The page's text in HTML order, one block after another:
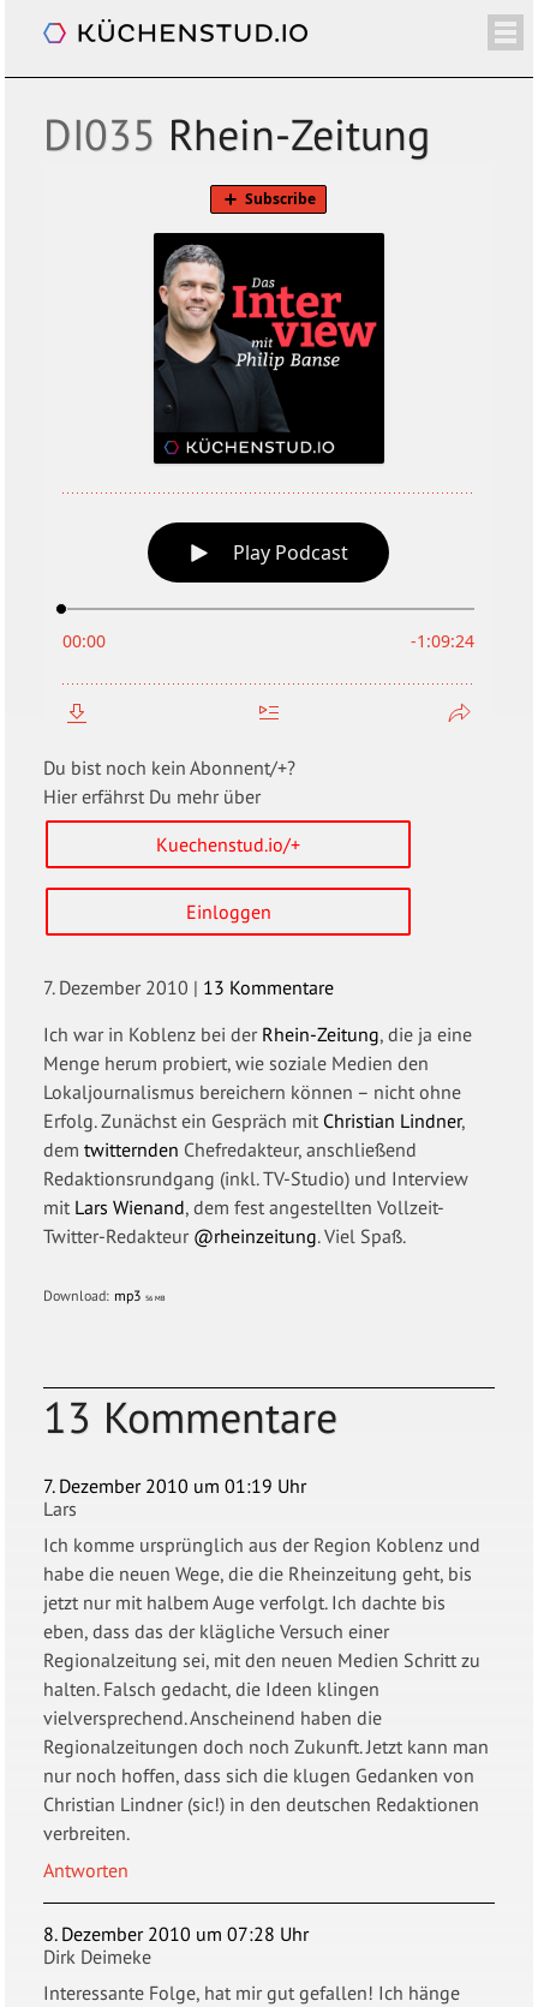
/+ ÜBER SHOP NEWSLETTER
KALENDER
DI035 Rhein-Zeitung
Du bist noch kein Abonnent/+?
Hier erfährst Du mehr über
Kuechenstud.io/+
Einloggen
7. Dezember 2010 | 13 Kommentare
Ich war in Koblenz bei der Rhein-Zeitung, die ja eine
Menge herum probiert, wie soziale Medien den
Lokaljournalismus bereichern können – nicht ohne
Erfolg. Zunächst ein Gespräch mit Christian Lindner,
demtwitternden Chefredakteur, anschließend
Redaktionsrundgang (inkl. TV-Studio) und Interview
mit Lars Wienand, dem fest angestellten Vollzeit-
Twitter-Redakteur @rheinzeitung. Viel Spaß.
Download: mp3 56 MB
13 Kommentare
7. Dezember 2010 um 01:19 Uhr
Lars
Ich komme ursprünglich aus der Region Koblenz und
habe die neuen Wege, die die Rheinzeitung geht, bis
jetzt nur mit halbem Auge verfolgt. Ich dachte bis
eben, dass das der klägliche Versuch einer
Regionalzeitung sei, mit den neuen Medien Schritt zu
halten. Falsch gedacht, die Ideen klingen
vielversprechend. Anscheinend haben die
Regionalzeitungen doch noch Zukunft. Jetzt kann man
nur noch hoffen, dass sich die klugen Gedanken von
Christian Lindner (sic!) in den deutschen Redaktionen
verbreiten.
Antworten
8. Dezember 2010 um 07:28 Uhr
Dirk Deimeke
Interessante Folge, hat mir gut gefallen! Ich hänge